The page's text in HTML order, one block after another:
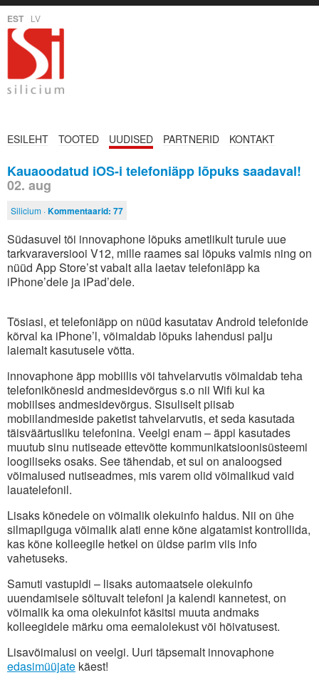
EST LV
ESILEHT TOOTED UUDISED PARTNERID KONTAKT
Kauaoodatud iOS-i telefoniäpp lõpuks saadaval!
02. aug
Silicium ·Kommentaarid: 77
Südasuvel tõi innovaphone lõpuks ametlikult turule uue
tarkvaraversiooi V12, mille raames sai lõpuks valmis ning on
nüüd App Store’st vabalt alla laetav telefoniäpp ka
iPhone’dele ja iPad’dele.
Tõsiasi, et telefoniäpp on nüüd kasutatav Android telefonide
kõrval ka iPhone’l, võimaldab lõpuks lahendusi palju
laiemalt kasutusele võtta.
innovaphone äpp mobiilis või tahvelarvutis võimaldab teha
telefonikõnesid andmesidevõrgus s.o nii Wifi kui ka
mobiilses andmesidevõrgus. Sisuliselt piisab
mobiilandmeside paketist tahvelarvutis, et seda kasutada
täisväärtusliku telefonina. Veelgi enam – äppi kasutades
muutub sinu nutiseade ettevõtte kommunikatsioonisüsteemi
loogiliseks osaks. See tähendab, et sul on analoogsed
võimalused nutiseadmes, mis varem olid võimalikud vaid
lauatelefonil.
Lisaks kõnedele on võimalik olekuinfo haldus. Nii on ühe
silmapilguga võimalik alati enne kõne algatamist kontrollida,
kas kõne kolleegile hetkel on üldse parim viis info
vahetuseks.
Samuti vastupidi – lisaks automaatsele olekuinfo
uuendamisele sõltuvalt telefoni ja kalendi kannetest, on
võimalik ka oma olekuinfot käsitsi muuta andmaks
kolleegidele märku oma eemalolekust või hõivatusest.
Lisavõimalusi on veelgi. Uuri täpsemalt innovaphone
edasimüüjate käest!